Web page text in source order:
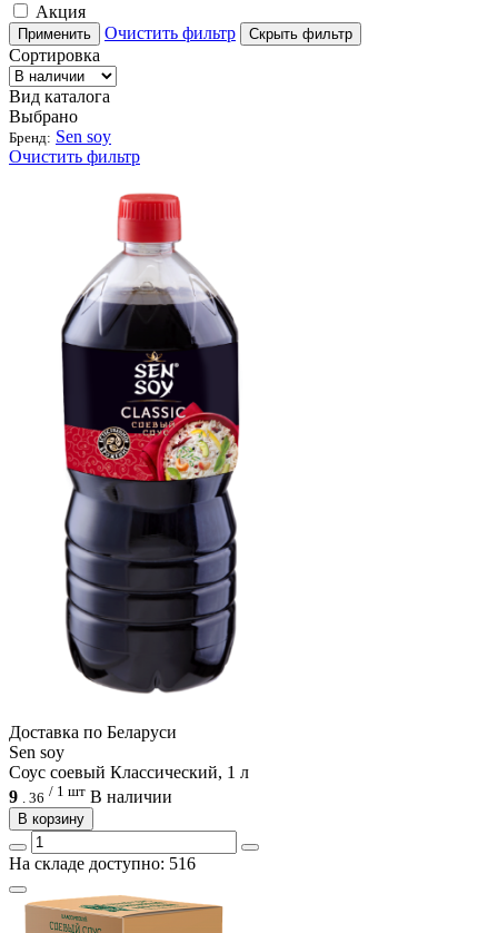
Акция
Применить Очистить фильтр Скрыть фильтр
Сортировка
Вид каталога
Выбрано
Бренд: Sen soy
Очистить фильтр
Доcтавка по Беларуси
Sen soy
Соус соевый Классический, 1 л
9 . 36 / 1 шт В наличии
В корзину
На складе доступно: 516